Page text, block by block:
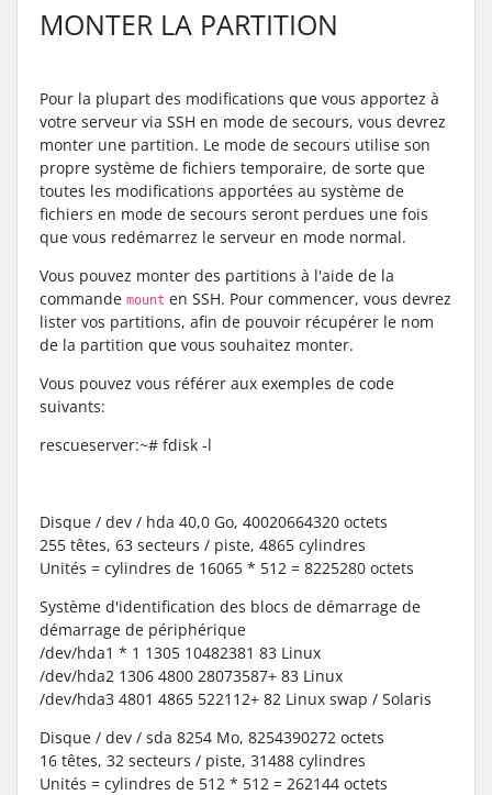
MONTER LA PARTITION
Pour la plupart des modifications que vous apportez à
votre serveur via SSH en mode de secours, vous devrez
monter une partition. Le mode de secours utilise son
propre système de fichiers temporaire, de sorte que
toutes les modifications apportées au système de
fichiers en mode de secours seront perdues une fois
que vous redémarrez le serveur en mode normal.
Vous pouvez monter des partitions à l'aide de la
commande mount en SSH. Pour commencer, vous devrez
lister vos partitions, afin de pouvoir récupérer le nom
de la partition que vous souhaitez monter.
Vous pouvez vous référer aux exemples de code
suivants:
rescueserver:~# fdisk -l
Disque / dev / hda 40,0 Go, 40020664320 octets
255 têtes, 63 secteurs / piste, 4865 cylindres
Unités = cylindres de 16065 * 512 = 8225280 octets
Système d'identification des blocs de démarrage de
démarrage de périphérique
/dev/hda1 * 1 1305 10482381 83 Linux
/dev/hda2 1306 4800 28073587+ 83 Linux
/dev/hda3 4801 4865 522112+ 82 Linux swap / Solaris
Disque / dev / sda 8254 Mo, 8254390272 octets
16 têtes, 32 secteurs / piste, 31488 cylindres
Unités = cylindres de 512 * 512 = 262144 octets